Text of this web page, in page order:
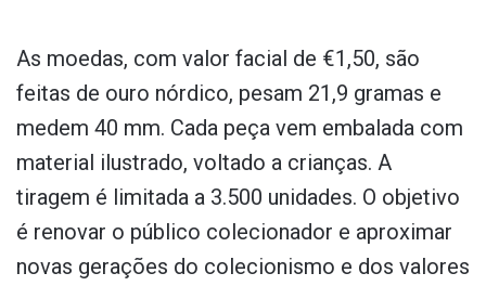
As moedas, com valor facial de €1,50, são
feitas de ouro nórdico, pesam 21,9 gramas e
medem 40 mm. Cada peça vem embalada com
material ilustrado, voltado a crianças. A
tiragem é limitada a 3.500 unidades. O objetivo
é renovar o público colecionador e aproximar
novas gerações do colecionismo e dos valores